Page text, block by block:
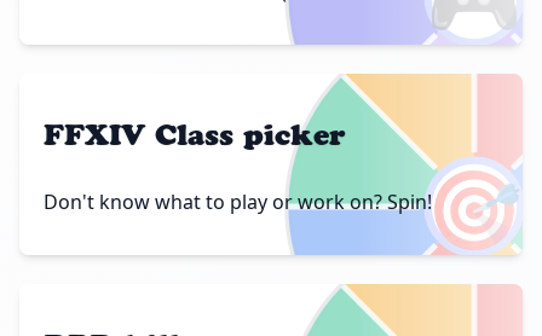
🎯
FFXIV Class picker
Don't know what to play or work on? Spin!